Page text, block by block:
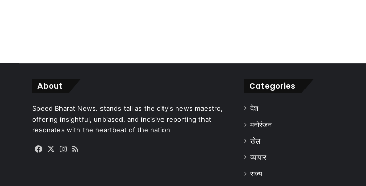
About
Speed Bharat News. stands tall as the city's news maestro,
offering insightful, unbiased, and incisive reporting that
resonates with the heartbeat of the nation
Facebook
X Instagram
Categories
देश
मनोरंजन
खेल
व्यापार
राज्य